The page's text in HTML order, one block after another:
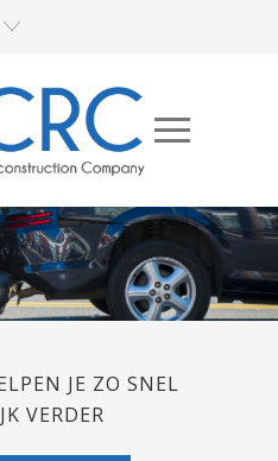
JE ZO SNEL
VERDER